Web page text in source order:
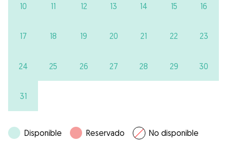
10 11 12 13 14 15 16
17 18 19 20 21 22 23
24 25 26 27 28 29 30
31
Disponible Reservado No disponible